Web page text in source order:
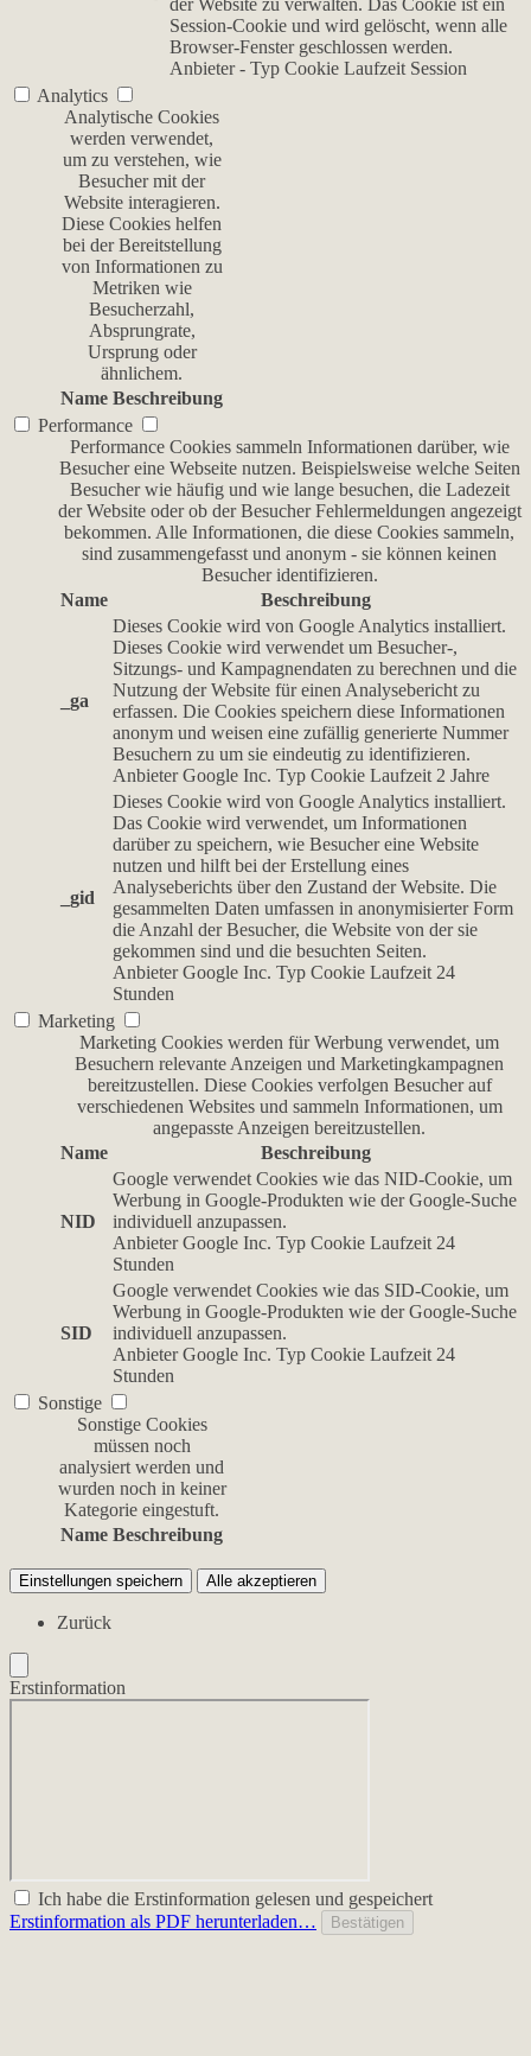
Session-Cookie und wird gelöscht, wenn alle
Browser-Fenster geschlossen werden.
Anbieter - Typ Cookie Laufzeit Session
Analytics
Analytische Cookies
werden verwendet,
um zu verstehen, wie
Besucher mit der
Website interagieren.
Diese Cookies helfen
bei der Bereitstellung
von Informationen zu
Metriken wie
Besucherzahl,
Absprungrate,
Ursprung oder
ähnlichem.
Name Beschreibung
Performance
Performance Cookies sammeln Informationen darüber, wie
Besucher eine Webseite nutzen. Beispielsweise welche Seiten
Besucher wie häufig und wie lange besuchen, die Ladezeit
der Website oder ob der Besucher Fehlermeldungen angezeigt
bekommen. Alle Informationen, die diese Cookies sammeln,
sind zusammengefasst und anonym - sie können keinen
Besucher identifizieren.
Name
Beschreibung
_ga
Dieses Cookie wird von Google Analytics installiert.
Dieses Cookie wird verwendet um Besucher-,
Sitzungs- und Kampagnendaten zu berechnen und die
Nutzung der Website für einen Analysebericht zu
erfassen. Die Cookies speichern diese Informationen
anonym und weisen eine zufällig generierte Nummer
Besuchern zu um sie eindeutig zu identifizieren.
Anbieter Google Inc. Typ Cookie Laufzeit 2 Jahre
_gid
Dieses Cookie wird von Google Analytics installiert.
Das Cookie wird verwendet, um Informationen
darüber zu speichern, wie Besucher eine Website
nutzen und hilft bei der Erstellung eines
Analyseberichts über den Zustand der Website. Die
gesammelten Daten umfassen in anonymisierter Form
die Anzahl der Besucher, die Website von der sie
gekommen sind und die besuchten Seiten.
Anbieter Google Inc. Typ Cookie Laufzeit 24
Stunden
Marketing
Marketing Cookies werden für Werbung verwendet, um
Besuchern relevante Anzeigen und Marketingkampagnen
bereitzustellen. Diese Cookies verfolgen Besucher auf
verschiedenen Websites und sammeln Informationen, um
angepasste Anzeigen bereitzustellen.
Name
Beschreibung
NID
Google verwendet Cookies wie das NID-Cookie, um
Werbung in Google-Produkten wie der Google-Suche
individuell anzupassen.
Anbieter Google Inc. Typ Cookie Laufzeit 24
Stunden
SID
Google verwendet Cookies wie das SID-Cookie, um
Werbung in Google-Produkten wie der Google-Suche
individuell anzupassen.
Anbieter Google Inc. Typ Cookie Laufzeit 24
Stunden
Sonstige
Sonstige Cookies
müssen noch
analysiert werden und
wurden noch in keiner
Kategorie eingestuft.
Name Beschreibung
Einstellungen speichern Alle akzeptieren
Zurück
Erstinformation
Ich habe die Erstinformation gelesen und gespeichert
Erstinformation als PDF herunterladen…
Bestätigen